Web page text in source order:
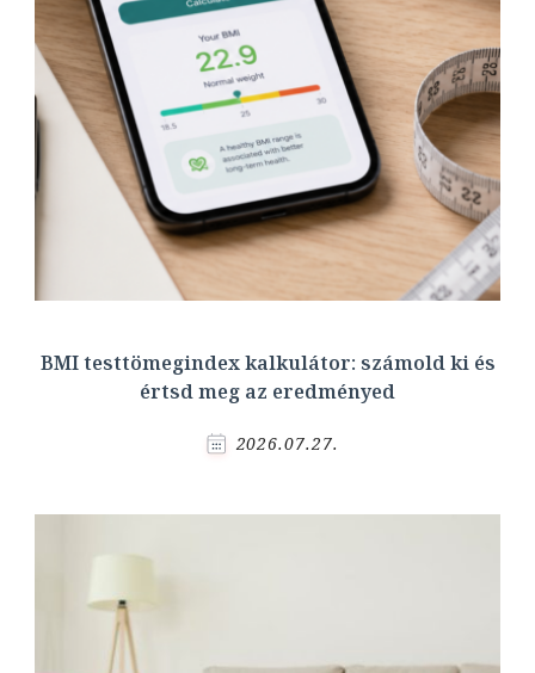
BMI testtömegindex kalkulátor: számold ki és
értsd meg az eredményed
2026.07.27.